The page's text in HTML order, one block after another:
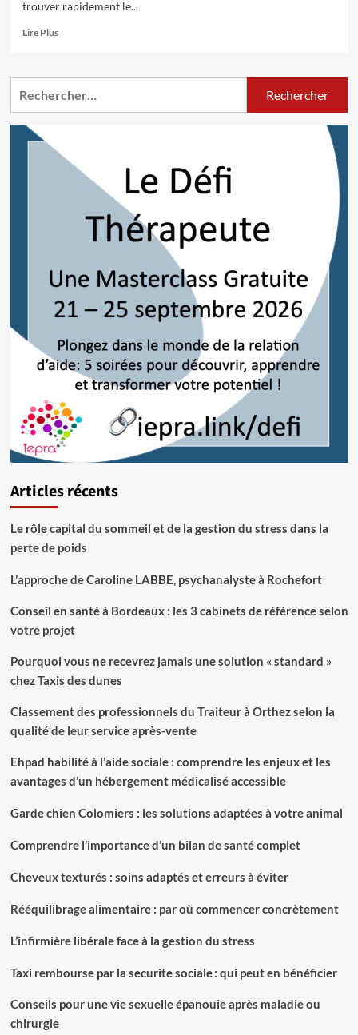
trouver rapidement le...
Lire PlusEn
sur
Plaques
outil
indispensable
cabinets
Articles récents
Le rôle capital du sommeil et de la gestion du stress dans la
perte de poids
L’approche de Caroline LABBE, psychanalyste à Rochefort
Conseil en santé à Bordeaux : les 3 cabinets de référence selon
votre projet
Pourquoi vous ne recevrez jamais une solution « standard »
chez Taxis des dunes
Classement des professionnels du Traiteur à Orthez selon la
qualité de leur service après-vente
Ehpad habilité à l’aide sociale : comprendre les enjeux et les
avantages d’un hébergement médicalisé accessible
Garde chien Colomiers : les solutions adaptées à votre animal
Comprendre l’importance d’un bilan de santé complet
Cheveux texturés : soins adaptés et erreurs à éviter
Rééquilibrage alimentaire : par où commencer concrètement
L’infirmière libérale face à la gestion du stress
Taxi rembourse par la securite sociale : qui peut en bénéficier
Conseils pour une vie sexuelle épanouie après maladie ou
chirurgie